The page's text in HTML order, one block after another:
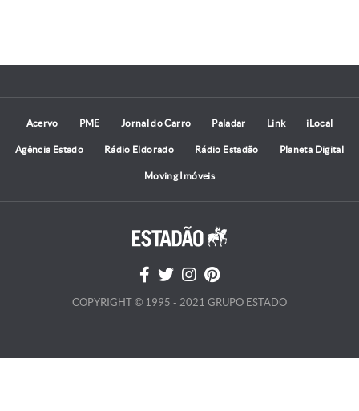
Acervo PME Jornal do Carro Paladar Link iLocal
Agência Estado Rádio Eldorado Rádio Estadão Planeta Digital
Moving Imóveis
COPYRIGHT © 1995 - 2021 GRUPO ESTADO